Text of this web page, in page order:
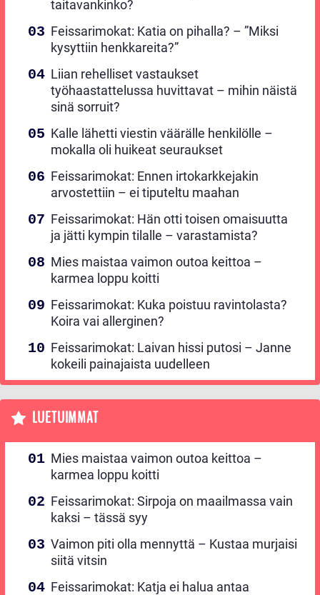
taitavankinko?
Feissarimokat: Katia on pihalla? – ”Miksi
kysyttiin henkkareita?”
Liian rehelliset vastaukset
työhaastattelussa huvittavat – mihin näistä
sinä sorruit?
Kalle lähetti viestin väärälle henkilölle –
mokalla oli huikeat seuraukset
Feissarimokat: Ennen irtokarkkejakin
arvostettiin – ei tiputeltu maahan
Feissarimokat: Hän otti toisen omaisuutta
ja jätti kympin tilalle – varastamista?
Mies maistaa vaimon outoa keittoa –
karmea loppu koitti
Feissarimokat: Kuka poistuu ravintolasta?
Koira vai allerginen?
Feissarimokat: Laivan hissi putosi – Janne
kokeili painajaista uudelleen
LUETUIMMAT
Mies maistaa vaimon outoa keittoa –
karmea loppu koitti
Feissarimokat: Sirpoja on maailmassa vain
kaksi – tässä syy
Vaimon piti olla mennyttä – Kustaa murjaisi
siitä vitsin
Feissarimokat: Katja ei halua antaa